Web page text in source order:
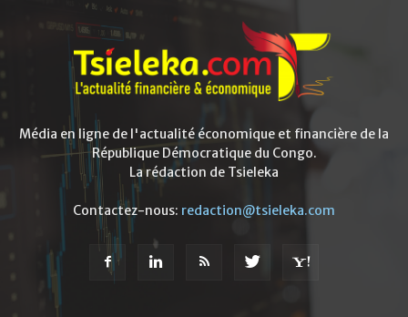
Média en ligne de l'actualité économique et financière de la
République Démocratique du Congo.
La rédaction de Tsieleka
Contactez-nous: redaction@tsieleka.com